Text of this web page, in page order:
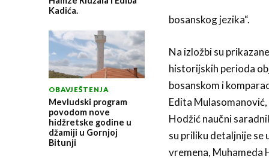
Kadića.
OBAVJEŠTENJA
Mevludski program
povodom nove
hidžretske godine u
džamiji u Gornjoj
Bitunji
bosanskog jezika“.
Na izložbi su
historijskih perioda
bosanskom i
Edita
Hodžić naučni
su priliku detaljnije se
vremena, Muhameda